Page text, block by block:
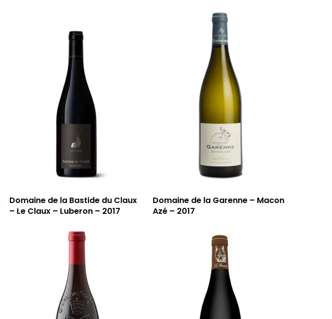
Domaine de la Bastide du Claux
– Le Claux – Luberon – 2017
Domaine de la Garenne – Macon
Azé – 2017
59 rue Grignan
T: 04 91 33 46 59